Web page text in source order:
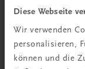
Diese Webseite
Wir verwenden
personalisieren,
können und die
Hygiene Basics
Hygiene leicht